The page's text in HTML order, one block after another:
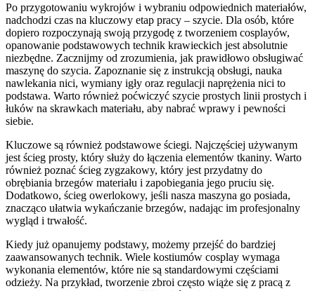
Po przygotowaniu wykrojów i wybraniu odpowiednich materiałów,
nadchodzi czas na kluczowy etap pracy – szycie. Dla osób, które
dopiero rozpoczynają swoją przygodę z tworzeniem cosplayów,
opanowanie podstawowych technik krawieckich jest absolutnie
niezbędne. Zacznijmy od zrozumienia, jak prawidłowo obsługiwać
maszynę do szycia. Zapoznanie się z instrukcją obsługi, nauka
nawlekania nici, wymiany igły oraz regulacji naprężenia nici to
podstawa. Warto również poćwiczyć szycie prostych linii prostych i
łuków na skrawkach materiału, aby nabrać wprawy i pewności
siebie.
Kluczowe są również podstawowe ściegi. Najczęściej używanym
jest ścieg prosty, który służy do łączenia elementów tkaniny. Warto
również poznać ścieg zygzakowy, który jest przydatny do
obrębiania brzegów materiału i zapobiegania jego pruciu się.
Dodatkowo, ścieg owerlokowy, jeśli nasza maszyna go posiada,
znacząco ułatwia wykańczanie brzegów, nadając im profesjonalny
wygląd i trwałość.
Kiedy już opanujemy podstawy, możemy przejść do bardziej
zaawansowanych technik. Wiele kostiumów cosplay wymaga
wykonania elementów, które nie są standardowymi częściami
odzieży. Na przykład, tworzenie zbroi często wiąże się z pracą z